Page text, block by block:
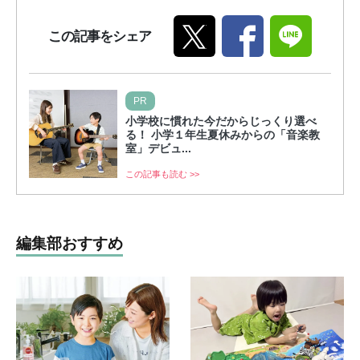
この記事をシェア
PR
小学校に慣れた今だからじっくり選べ
る！ 小学１年生夏休みからの「音楽教
室」デビュ...
この記事も読む >>
編集部おすすめ